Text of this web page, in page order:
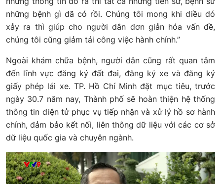
những bệnh gì đã có rồi. Chúng tôi mong khi điều đó
xảy ra thì giúp cho người dân đơn giản hóa vấn đề,
chúng tôi cũng giảm tải công việc hành chính.”
Ngoài khám chữa bệnh, người dân cũng rất quan tâm
đến lĩnh vực đăng ký đất đai, đăng ký xe và đăng ký
giấy phép lái xe. TP. Hồ Chí Minh đặt mục tiêu, trước
ngày 30.7 năm nay, Thành phố sẽ hoàn thiện hệ thống
thông tin điện tử phục vụ tiếp nhận và xử lý hồ sơ hành
chính, đảm bảo kết nối, liên thông dữ liệu với các cơ sở
dữ liệu quốc gia và chuyên ngành.